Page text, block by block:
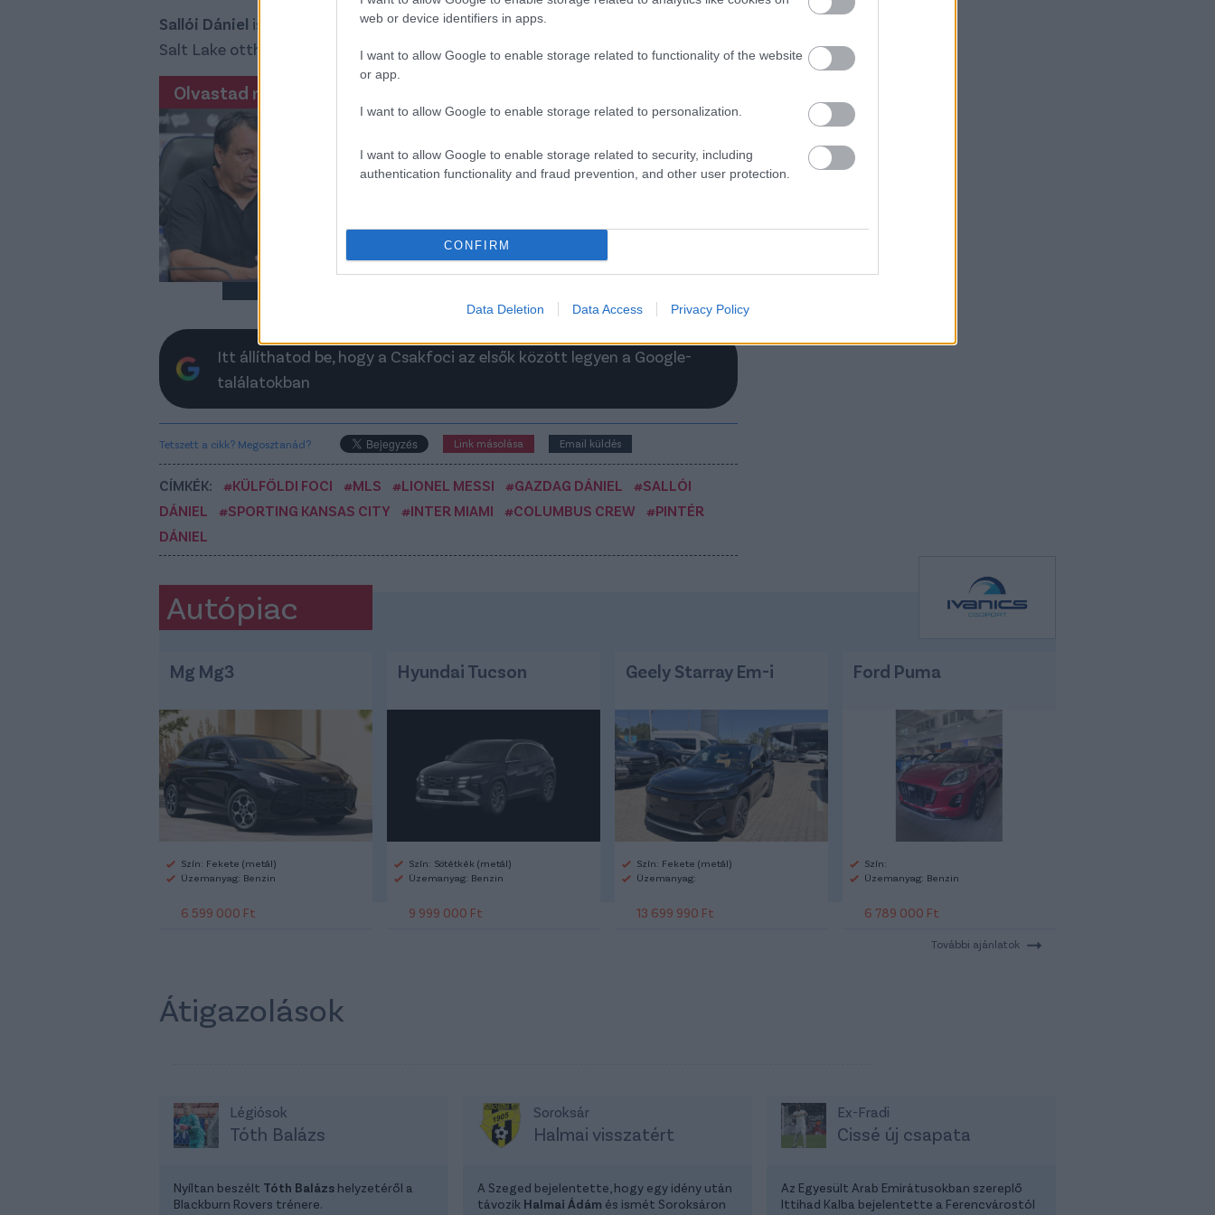
web or device identifiers in apps.
I want to allow Google to enable storage related to functionality of the website
or app.
I want to allow Google to enable storage related to personalization.
I want to allow Google to enable storage related to security, including
authentication functionality and fraud prevention, and other user protection.
CONFIRM
Data Deletion Data Access Privacy Policy
Sallói Dániel is játszott a Sporting Kansas Cityben, amely 2-1-re kikapott a Real
Salt Lake otthonában.
Olvastad már?
Hornyák a bírót is megemlítette a
helyzetet hibáztunk el"
Erős Gábor szerint a szerencsével sem álltak
Elolvasom
Itt állíthatod be, hogy a Csakfoci az elsők között legyen a Google-
találatokban
Tetszett a cikk? Megosztanád? Link másolása Email küldés
CÍMKÉK: #KÜLFÖLDI FOCI #MLS #LIONEL MESSI #GAZDAG DÁNIEL
#SALLÓI
DÁNIEL
#SPORTING KANSAS CITY #INTER MIAMI #COLUMBUS CREW
#PINTÉR
DÁNIEL
Autópiac
Mg Mg3
Szín: Fekete (metál)
Üzemanyag: Benzin
6 599 000 Ft
Hyundai Tucson
Szín: Sötétkék (metál)
Üzemanyag: Benzin
9 999 000 Ft
Geely Starray Em-i
Szín: Fekete (metál)
Üzemanyag:
13 699 990 Ft
Ford Puma
Szín:
Üzemanyag: Benzin
6 789 000 Ft
További ajánlatok
Átigazolások
Légiósok
Tóth Balázs
Nyíltan beszélt Tóth Balázs helyzetéről a
Blackburn Rovers trénere.
Soroksár
Halmai visszatért
A Szeged bejelentette, hogy egy idény után
távozik Halmai Ádám és ismét Soroksáron
Ex-Fradi
Cissé új csapata
Az Egyesült Arab Emirátusokban szereplő
Ittihad Kalba bejelentette a Ferencvárostól